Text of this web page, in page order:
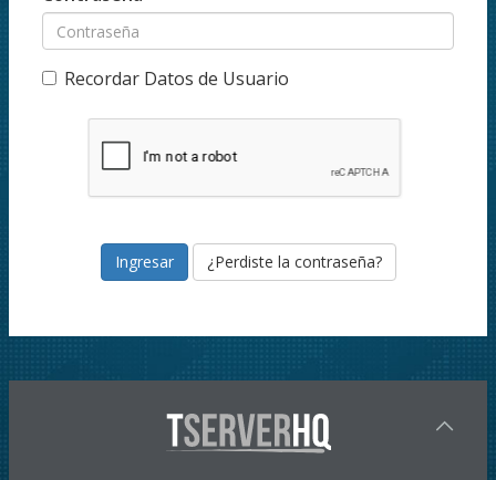
Recordar Datos de Usuario
¿Perdiste la contraseña?